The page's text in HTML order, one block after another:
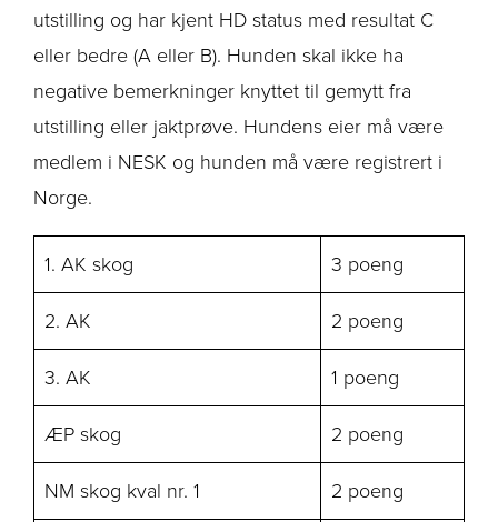
utstilling og har kjent HD status med resultat C
eller bedre (A eller B). Hunden skal ikke ha
negative bemerkninger knyttet til gemytt fra
utstilling eller jaktprøve. Hundens eier må være
medlem i NESK og hunden må være registrert i
Norge.
1. AK skog
3 poeng
2. AK
2 poeng
3. AK
1 poeng
ÆP skog
2 poeng
NM skog kval nr. 1
2 poeng